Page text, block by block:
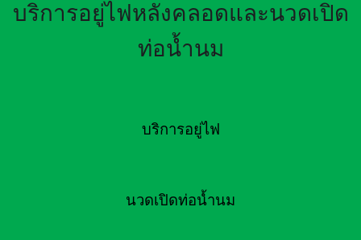
บริการอยู่ไฟหลังคลอดและนวดเปิด
ท่อน้ำนม
บริการอยู่ไฟ
นวดเปิดท่อน้ำนม